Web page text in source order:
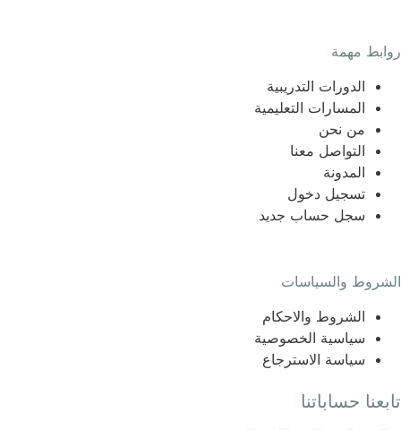
روابط مهمة
الدورات التدريبية
المسارات التعليمية
من نحن
التواصل معنا
المدونة
تسجيل دخول
سجل حساب جديد
الشروط والسياسات
الشروط والاحكام
سياسية الخصوصية
سياسة الاسترجاع
تابعنا حساباتنا